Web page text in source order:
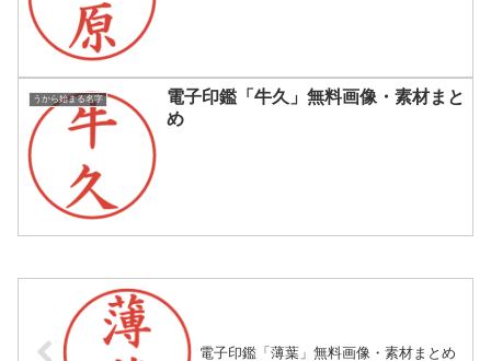
うから始まる名字
電子印鑑「牛久」無料画像・素材まと
め
電子印鑑「薄葉」無料画像・素材まとめ